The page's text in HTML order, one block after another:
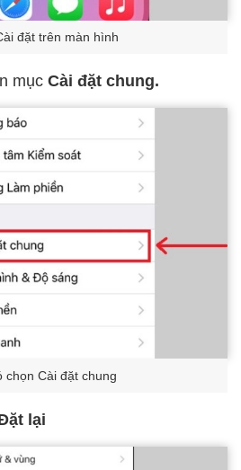
đặt trên màn hình
mục Cài đặt chung.
chọn Cài đặt chung
lại